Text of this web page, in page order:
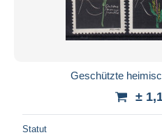
Geschützte
±
Statut